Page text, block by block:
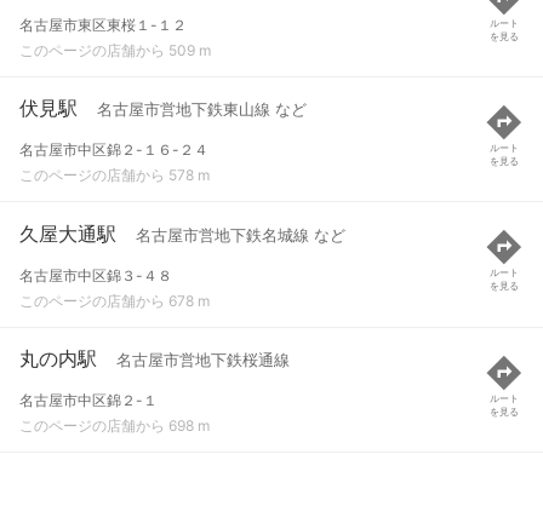
名古屋市東区東桜１-１２
このページの店舗から 509 m
ルート
を見る
伏見駅 名古屋市営地下鉄東山線 など
名古屋市中区錦２-１６-２４
このページの店舗から 578 m
ルート
を見る
久屋大通駅 名古屋市営地下鉄名城線 など
名古屋市中区錦３-４８
このページの店舗から 678 m
ルート
を見る
丸の内駅 名古屋市営地下鉄桜通線
名古屋市中区錦２-１
このページの店舗から 698 m
ルート
を見る